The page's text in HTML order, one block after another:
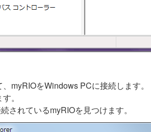
myRIOをWindows PCに接続します。
。
されているmyRIOを見つけます。